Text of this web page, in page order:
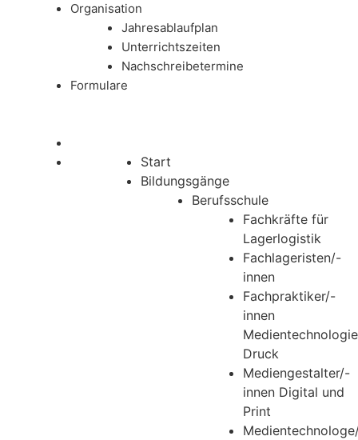
Organisation
Jahresablaufplan
Unterrichtszeiten
Nachschreibetermine
Formulare
Start
Bildungsgänge
Berufsschule
Fachkräfte für
Lagerlogistik
Fachlageristen/-
innen
Fachpraktiker/-
innen
Medientechnologie
Druck
Mediengestalter/-
innen Digital und
Print